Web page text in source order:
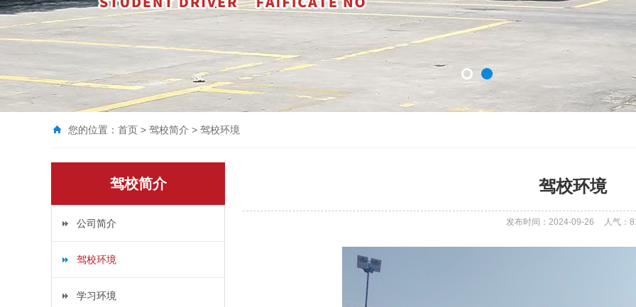
您的位置： 首页 > 驾校简介 > 驾校环境
驾校简介
公司简介
驾校环境
学习环境
驾校环境
发布时间：2024-09-26 人气：